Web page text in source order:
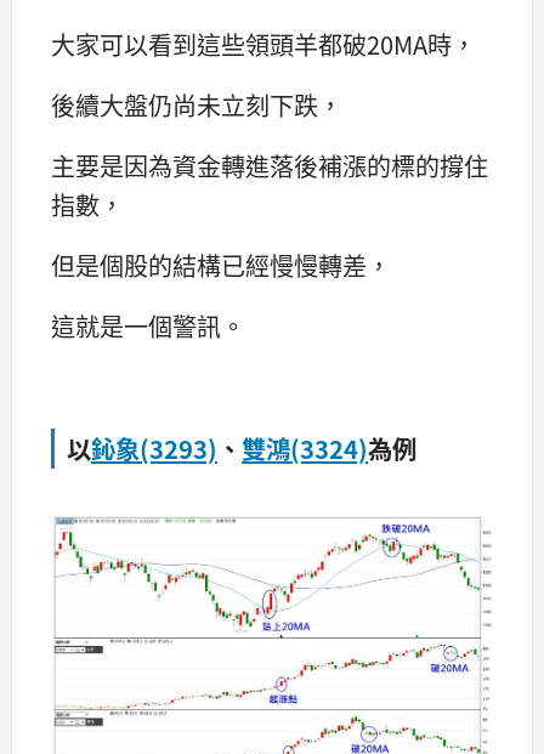
大家可以看到這些領頭羊都破20MA時，
後續大盤仍尚未立刻下跌，
主要是因為資金轉進落後補漲的標的撐住
指數，
但是個股的結構已經慢慢轉差，
這就是一個警訊。
以鈊象(3293) 、 雙鴻(3324)為例